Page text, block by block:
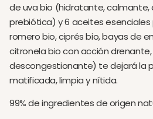
de uva bio (hidratante, calmante,
prebiótica) y 6 aceites
romero bio, ciprés bio, bayas de
citronela bio con acción
descongestionante) te dejará la
matificada, limpia y nítida.
99% de ingredientes de origen